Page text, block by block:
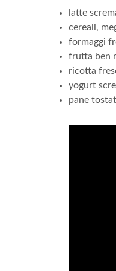
latte
cereali,
formaggi
frutta ben
ricotta
yogurt
pane